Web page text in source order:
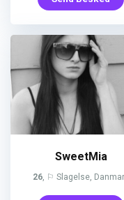
SweetMia
26 , ⚐ Slagelse,